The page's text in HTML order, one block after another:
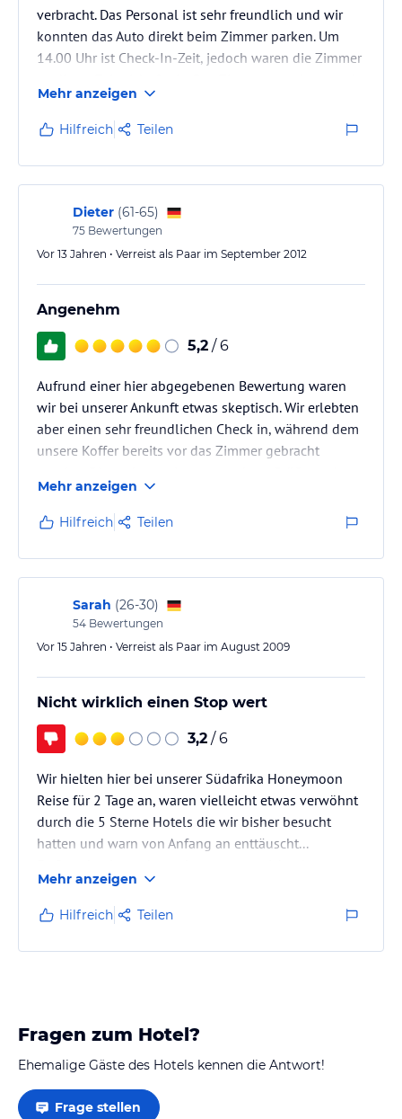
verbracht. Das Personal ist sehr freundlich und wir
konnten das Auto direkt beim Zimmer parken. Um
14.00 Uhr ist Check-In-Zeit, jedoch waren die Zimmer
etwas flüchtig geputzt und vom Vorgänger befand
sich noch Müll im Abfalleimer, benutze
Taschentücher unterm Waschbecken. Wir haben im
bequemen Bett gut geschlafen. Der Service im
Restaurant ist eher zurückhaltend und unser
Abendessen hat von der Bestellung bis zum…
Mehr anzeigen
Hilfreich Teilen
Dieter (61-65)
75 Bewertungen
Vor 13 Jahren • Verreist als Paar im September 2012
Angenehm
5,2 / 6
Aufrund einer hier abgegebenen Bewertung waren
wir bei unserer Ankunft etwas skeptisch. Wir erlebten
aber einen sehr freundlichen Check in, während dem
unsere Koffer bereits vor das Zimmer gebracht
- ebenso wie das Bad - sehr sauber. Keine
Luxusunterkunft aber gediegen-seriös. Wir erlebten
durchgängig einen freundlichen Service, der auch
sofort bereitstand, als wir uns mit unserer Lektüre
"vors Haus" setzten. Das Essen war sorgfältig
zubereitet und angemessen…
Mehr anzeigen
Hilfreich Teilen
Sarah (26-30)
54 Bewertungen
Vor 15 Jahren • Verreist als Paar im August 2009
Nicht wirklich einen Stop wert
3,2 / 6
Wir hielten hier bei unserer Südafrika Honeymoon
Reise für 2 Tage an, waren vielleicht etwas verwöhnt
durch die 5 Sterne Hotels die wir bisher besucht
hatten und warn von Anfang an enttäuscht...
unfreundlich begrüßt wurde und unser Gepäck selbst
ins Zimmer bringen mussten. Am Pool, um den sich
die Zimmer reihen, saßen ein paar Jugendliche und
kippten Cocktails um 11 Uhr und überall
Mehr anzeigen
Hilfreich Teilen
Fragen zum Hotel?
Ehemalige Gäste des Hotels kennen die Antwort!
Frage stellen